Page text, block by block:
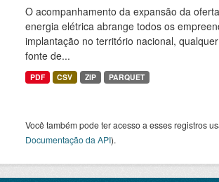
O acompanhamento da expansão da
energia elétrica abrange todos os
implantação no território nacional,
fonte de...
PDF CSV ZIP PARQUET
Você também pode ter acesso a esses registros
Documentação da API).